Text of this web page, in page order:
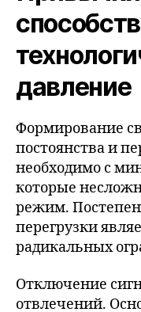
давление
Формирование
постоянства и
необходимо с
которые
режим.
перегрузки
радикальных
Отключение
отвлечений.